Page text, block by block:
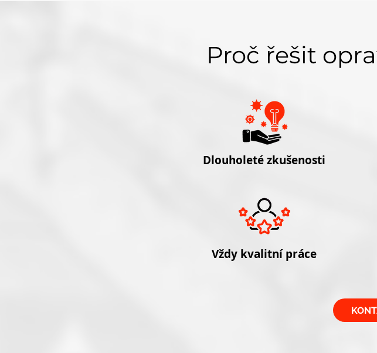
Proč řešit
Dlouholeté zkušenosti
Vždy kvalitní práce